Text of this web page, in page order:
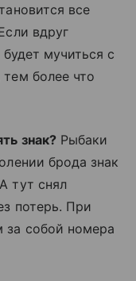
все
вдруг
мучиться с
более что
знак?Рыбаки
брода знак
тут снял
потерь. При
собой номера